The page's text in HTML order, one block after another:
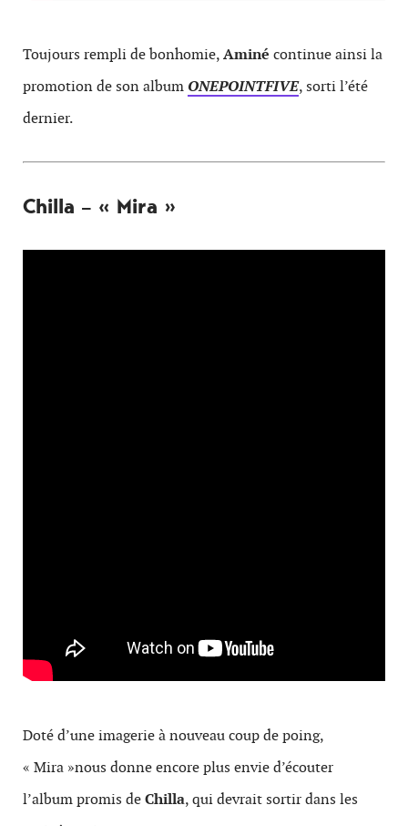
Toujours rempli de bonhomie,Aminé continue ainsi la
promotion de son album ONEPOINTFIVE, sorti l’été
dernier.
Chilla – « Mira »
Doté d’une imagerie à nouveau coup de poing,
« Mira »nous donne encore plus envie d’écouter
l’album promis deChilla, qui devrait sortir dans les